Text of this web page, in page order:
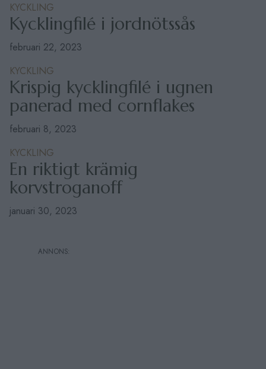
KYCKLING
Kycklingfilé i jordnötssås
februari 22, 2023
KYCKLING
Krispig kycklingfilé i ugnen
panerad med cornflakes
februari 8, 2023
KYCKLING
En riktigt krämig
korvstroganoff
januari 30, 2023